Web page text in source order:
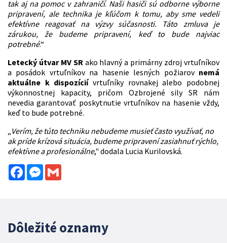
tak aj na pomoc v zahraničí. Naši hasiči sú odborne výborne
pripravení, ale technika je kľúčom k tomu, aby sme vedeli
efektívne reagovať na výzvy súčasnosti. Táto zmluva je
zárukou, že budeme pripravení, keď to bude najviac
potrebné.“
Letecký útvar MV SR ako hlavný a primárny zdroj vrtuľníkov
a posádok vrtuľníkov na hasenie lesných požiarov nemá
aktuálne k dispozíciívrtuľníky rovnakej alebo podobnej
výkonnostnej kapacity, pričom Ozbrojené sily SR nám
nevedia garantovať poskytnutie vrtuľníkov na hasenie vždy,
keď to bude potrebné.
Verím, že túto techniku nebudeme musieť často využívať, no
ak príde krízová situácia, budeme pripravení zasiahnuť rýchlo,
efektívne a profesionálne," dodala Lucia Kurilovská.
FacebookMessenger
Dôležité oznamy